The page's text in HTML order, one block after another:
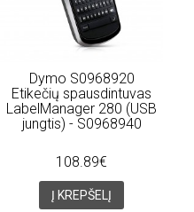
Dymo S0968920
Etikečių spausdintuvas
LabelManager 280 (USB
jungtis) - S0968940
108.89€
Į KREPŠELĮ